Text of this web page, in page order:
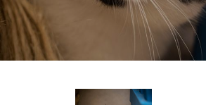
ADOPCJE
OGŁOSZENIA